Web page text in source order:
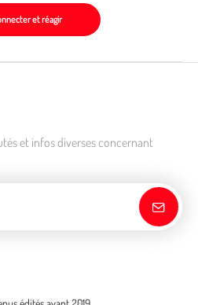
et réagir
et infos diverses concernant